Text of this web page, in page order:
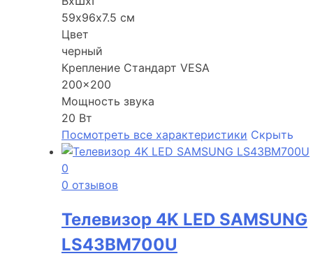
59х96х7.5 см
Цвет
черный
Крепление Стандарт VESA
200×200
Мощность звука
20 Вт
Посмотреть все характеристики Скрыть
0
0 отзывов
Телевизор 4K LED SAMSUNG
LS43BM700U